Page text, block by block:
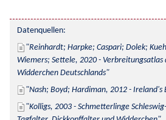
Datenquellen:
Reinhardt; Harpke; Caspari; Dolek;
Wiemers; Settele, 2020 - Verbreitungsatlas
Widderchen Deutschlands
Nash; Boyd; Hardiman, 2012 - Ireland's
Kolligs, 2003 - Schmetterlinge